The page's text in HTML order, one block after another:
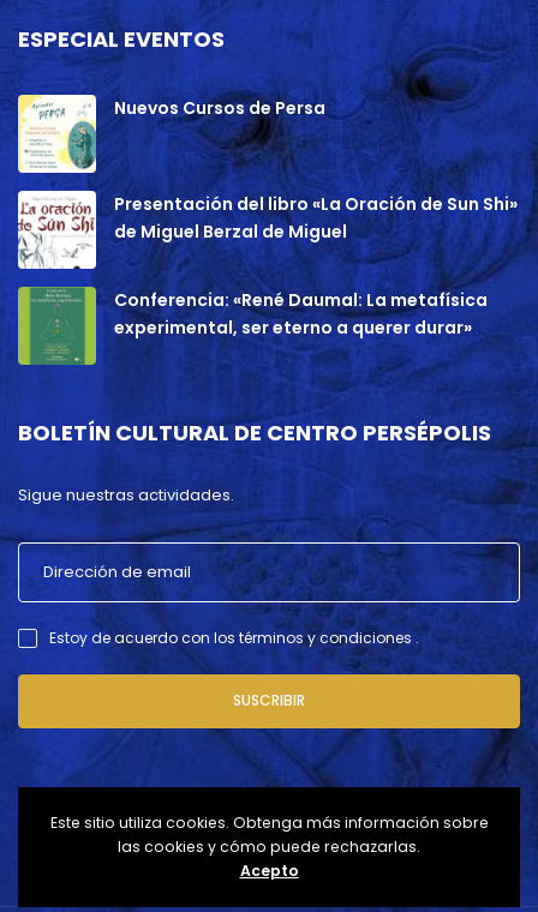
ESPECIAL EVENTOS
Nuevos Cursos de Persa
Presentación del libro «La Oración de Sun Shi»
de Miguel Berzal de Miguel
Conferencia: «René Daumal: La metafísica
experimental, ser eterno a querer durar»
BOLETÍN CULTURAL DE CENTRO PERSÉPOLIS
Sigue nuestras actividades.
Estoy de acuerdo con los términos y condiciones .
SUSCRIBIR
Este sitio utiliza cookies. Obtenga más información sobre
las cookies y cómo puede rechazarlas.
Acepto